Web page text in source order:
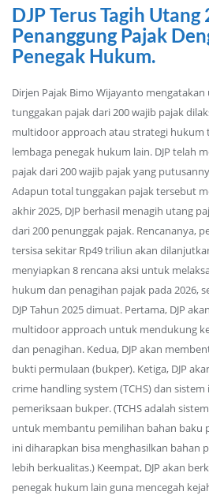
DJP Terus Tagih Utang
Penanggung Pajak
Penegak Hukum.
Dirjen Pajak Bimo Wijayanto mengatakan
tunggakan pajak dari 200 wajib pajak
multidoor approach atau strategi hukum
lembaga penegak hukum lain. DJP telah
pajak dari 200 wajib pajak yang
Adapun total tunggakan pajak tersebut
akhir 2025, DJP berhasil menagih utang
dari 200 penunggak pajak. Rencananya,
tersisa sekitar Rp49 triliun akan
menyiapkan 8 rencana aksi untuk
hukum dan penagihan pajak pada 2026,
DJP Tahun 2025 dimuat. Pertama, DJP
multidoor approach untuk mendukung
dan penagihan. Kedua, DJP akan
bukti permulaan (bukper). Ketiga, DJP
crime handling system (TCHS) dan
pemeriksaan bukper. (TCHS adalah
untuk membantu pemilihan bahan baku
ini diharapkan bisa menghasilkan bahan
lebih berkualitas.) Keempat, DJP akan
penegak hukum lain guna mencegah